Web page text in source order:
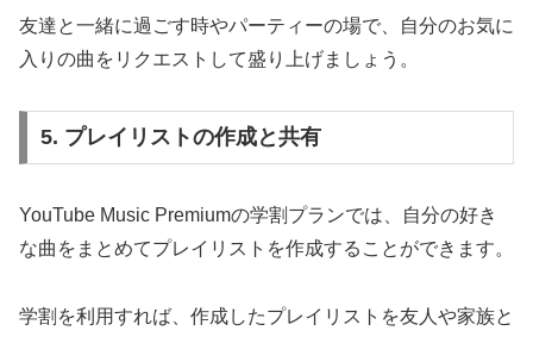
友達と一緒に過ごす時やパーティーの場で、自分のお気に
入りの曲をリクエストして盛り上げましょう。
5. プレイリストの作成と共有
YouTube Music Premiumの学割プランでは、自分の好き
な曲をまとめてプレイリストを作成することができます。
学割を利用すれば、作成したプレイリストを友人や家族と